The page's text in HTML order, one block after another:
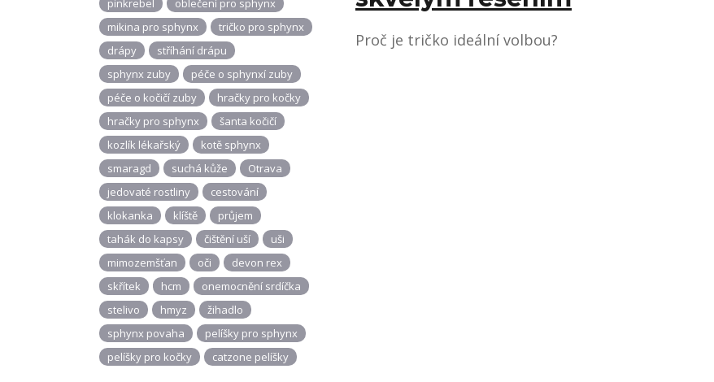
pinkrebel
oblečení pro sphynx
mikina pro sphynx
tričko pro sphynx
drápy
stříhání drápu
sphynx zuby
péče o sphynxí zuby
péče o kočičí zuby
hračky pro kočky
hračky pro sphynx
šanta kočičí
kozlík lékařský
kotě sphynx
smaragd
suchá kůže
Otrava
jedovaté rostliny
cestování
klokanka
klíště
průjem
tahák do kapsy
čištění uší
uši
mimozemšťan
oči
devon rex
skřítek
hcm
onemocnění srdíčka
stelivo
hmyz
žihadlo
sphynx povaha
pelíšky pro sphynx
pelíšky pro kočky
catzone pelíšky
Proč je tričko ideální volbou?